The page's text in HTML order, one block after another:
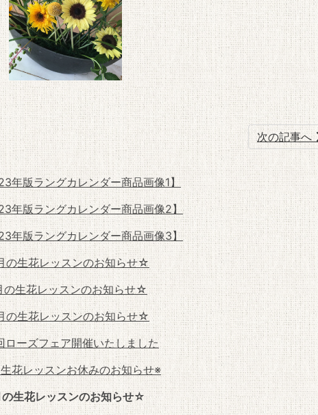
次の記事へ
年版ラングカレンダー商品画像1】
年版ラングカレンダー商品画像2】
年版ラングカレンダー商品画像3】
生花レッスンのお知らせ☆
生花レッスンのお知らせ☆
生花レッスンのお知らせ☆
ローズフェア開催いたしました
花レッスンお休みのお知らせ※
生花レッスンのお知らせ☆